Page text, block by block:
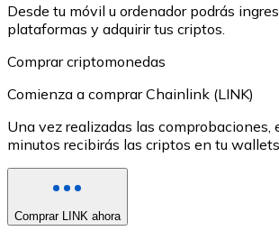
Desde tu móvil u ordenador podrás
plataformas y adquirir tus criptos.
Comprar criptomonedas
Comienza a comprar Chainlink (LINK)
Una vez realizadas las comprobaciones,
minutos recibirás las criptos en tu wallets.
Comprar LINK ahora